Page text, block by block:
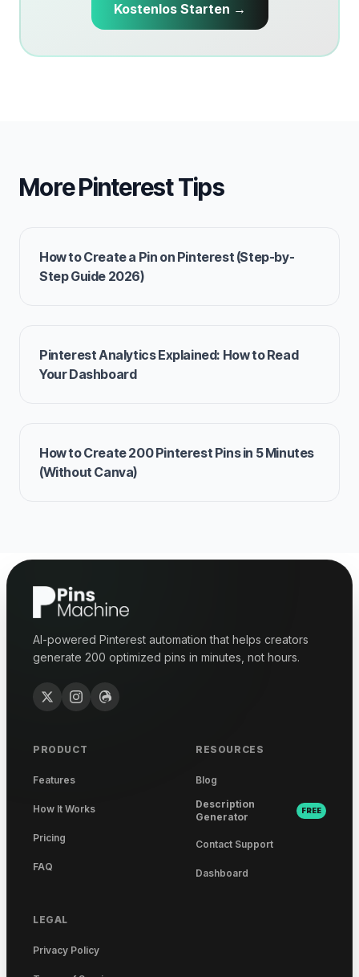
Kostenlos Starten →
More Pinterest Tips
How to Create a Pin on Pinterest (Step-by-
Step Guide 2026)
Pinterest Analytics Explained: How to Read
Your Dashboard
How to Create 200 Pinterest Pins in 5 Minutes
(Without Canva)
AI-powered Pinterest automation that helps creators
generate 200 optimized pins in minutes, not hours.
PRODUCT
Features
How It Works
Pricing
FAQ
RESOURCES
Blog
Description
Generator
FREE
Contact Support
Dashboard
LEGAL
Privacy Policy